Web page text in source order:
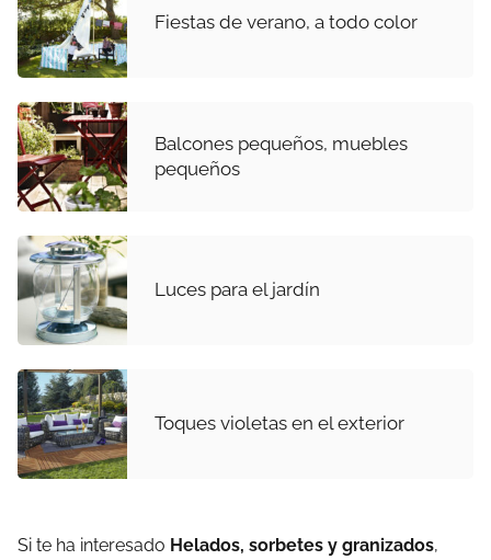
Fiestas de verano, a todo color
Balcones pequeños, muebles
pequeños
Luces para el jardín
Toques violetas en el exterior
Si te ha interesado Helados, sorbetes y granizados,